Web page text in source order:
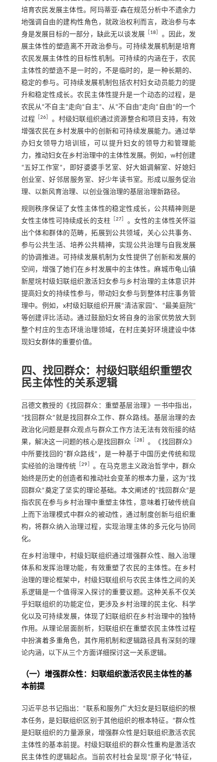
培育农民发展主体性。阿玛蒂亚·森在规范分析中不遗余力
地强调自由的建构性角色，就政治权利而言，政治参与本
身是发展目标的一部分，缺此无以谈发展
18
。因此，发
展主体性的塑造离不开政治参与。可持续发展机制是培育
农民发展主体性的目标性机制。可持续的内涵在于，农民
主体性的塑造不是一时的，不是临时的，是一种长期的、
稳定的参与。可持续发展机制包括农村妇女动员能力的提
升和稳定性成长。农民主体性提升是一个动态的过程，是
农民从“不自主”走向“自主”、从“不自由”走向“自由”的一个
过程 ［26
。村级妇联组织通过资源整合和项目支持，有效
增强农民在乡村发展中的创新和可持续发展能力。通过举
办妇女领导力培训班，可以提升妇女的领导力和管理能
力，推动妇女在乡村治理中的主体性发展。例如，w村创建
“五好工作室”，即好婆婆手艺室、好大姐调解室、好媳妇
创业室、好邻居服务室、好少年读书室。形成以服务促治
理、以新风育治理、以创业强治理的基层治理新路径。
规则秩序保证了女性主体性的稳定性成长，公共精神则是
女性主体性可持续成长的支柱 ［27
。女性的主体性关怀溢
出个体和群体的范畴，拓展到公共领域，关心公共事务、
参与公共生活、培养公共精神，实现公共治理与自我发展
的协调推进。可持续发展机制为女性提供了创新和发展的
空间，增强了她们在乡村发展中的主体性。麻城市龟山镇
新屋垸村级妇联组织激活妇女参与乡村治理的主体意识并
提高妇女的持续性参与，带动妇女参与到整体村庄事务管
理中。例如，x村级妇联组织开展“清洁家园”、“最美庭院”
等创建评比活动。通过鼓励妇女将自身的治家优势放大到
整个村庄的生态环境治理领域，在村庄美好环境建设中体
现妇女群体的重要价值。
四、找回群众：村级妇联组织重塑农
民主体性的关系逻辑
吕德文教授的《找回群众：重塑基层治理》一书中指出，
“找回群众”就是找回群众工作、群众路线。基层治理的去
政治化问题是群众观点与群众工作方法无法有效衔接的结
果，解决这一问题的核心是找回群众
28
。《找回群众》
中所要找回的“群众路线”，是一种基于中国历史传统和现
实经验的治理传统 ［29
。在马克思主义政治哲学中，群众
始终是历史的创造者和推动社会变革的根本力量，这为“找
回群众”奠定了坚实的理论基础。本文阐述的“找回群众”是
指农民在参与乡村治理中重塑主体性，意味着打破传统自
上而下治理模式中群众的被动性，通过制度创新与组织重
构，将群众纳入治理过程，实现治理主体的多元化与协同
化。
在乡村治理中，村级妇联组织通过增强群众性、融入治理
体系和发挥治理功能，有效重塑了农民的主体性。在乡村
治理的理论框架中，村级妇联组织与农民主体性之间的关
系逻辑是一个值得深入探讨的重要议题。这种关系不仅关
乎妇联组织的功能定位，更涉及乡村治理的民主化、科学
化以及可持续发展，体现了妇联组织在乡村治理中的独特
作用。从理论层面剖析，妇联组织在重塑农民主体性过程
中扮演着多重角色，其作用机制和逻辑路径具有深刻的理
论内涵，以下从三个方面详细探讨这一关系逻辑。
（一）增强群众性：妇联组织激活农民主体性的基
本前提
习近平总书记指出：“联系和服务广大妇女是妇联组织的根
本任务，是妇联组织区别于其他组织的根本特征。”群众性
是妇联组织的力量源泉，增强群众性是妇联组织激活农民
主体性的基本前提。村级妇联组织的群众性重构是激活农
民主体性的逻辑起点。当前农村社会呈现“原子化”特征，